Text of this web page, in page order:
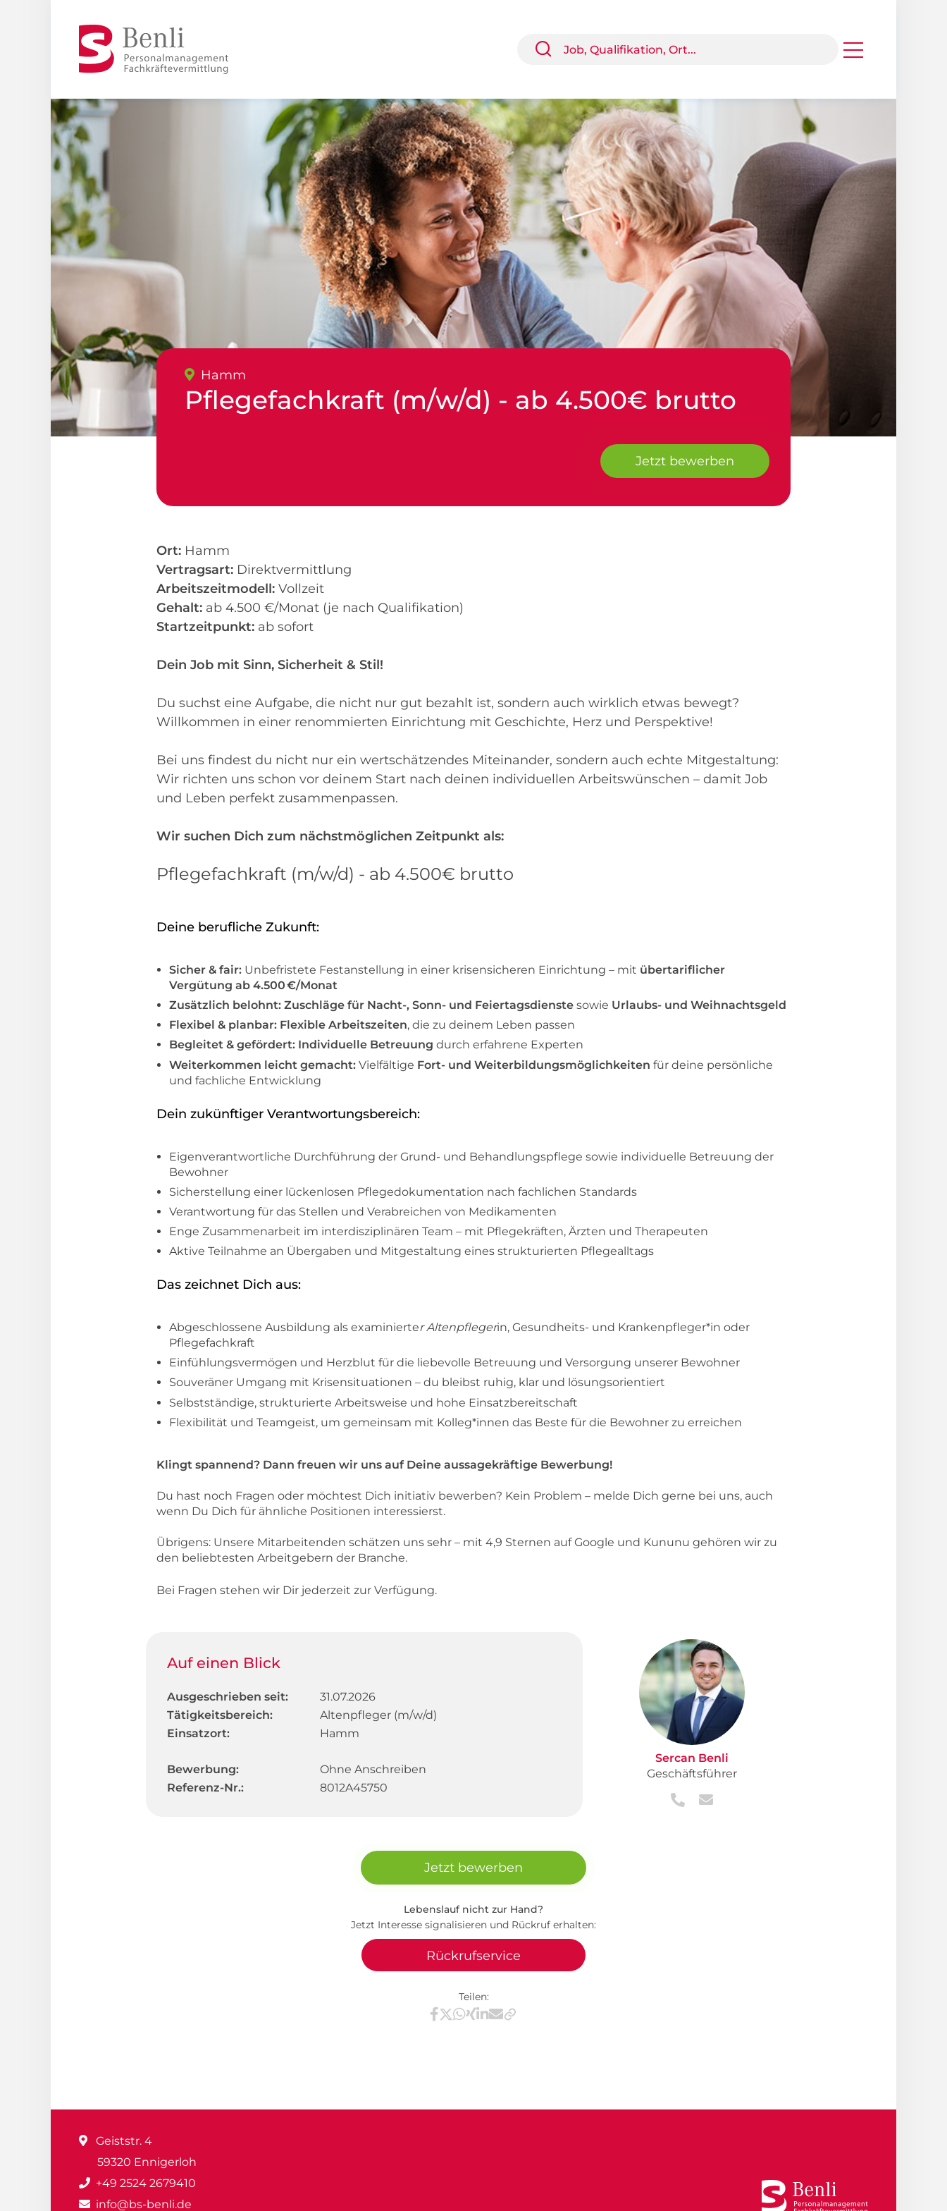
Hamm
Pflegefachkraft (m/w/d) - ab 4.500€ brutto
Jetzt bewerben
Ort: Hamm
Vertragsart: Direktvermittlung
Arbeitszeitmodell: Vollzeit
Gehalt: ab 4.500 €/Monat (je nach Qualifikation)
Startzeitpunkt: ab sofort
Dein Job mit Sinn, Sicherheit & Stil!
Du suchst eine Aufgabe, die nicht nur gut bezahlt ist, sondern auch wirklich etwas bewegt?
Willkommen in einer renommierten Einrichtung mit Geschichte, Herz und Perspektive!
Bei uns findest du nicht nur ein wertschätzendes Miteinander, sondern auch echte Mitgestaltung:
Wir richten uns schon vor deinem Start nach deinen individuellen Arbeitswünschen – damit Job
und Leben perfekt zusammenpassen.
Wir suchen Dich zum nächstmöglichen Zeitpunkt als:
Pflegefachkraft (m/w/d) - ab 4.500€ brutto
Deine berufliche Zukunft:
Sicher & fair: Unbefristete Festanstellung in einer krisensicheren Einrichtung – mit übertariflicher
Vergütung ab 4.500 €/Monat
Zusätzlich belohnt: Zuschläge für Nacht-, Sonn- und Feiertagsdienste sowie Urlaubs- und Weihnachtsgeld
Flexibel & planbar: Flexible Arbeitszeiten, die zu deinem Leben passen
Begleitet & gefördert: Individuelle Betreuung durch erfahrene Experten
Weiterkommen leicht gemacht: Vielfältige Fort- und Weiterbildungsmöglichkeiten für deine persönliche
und fachliche Entwicklung
Dein zukünftiger Verantwortungsbereich:
Eigenverantwortliche Durchführung der Grund- und Behandlungspflege sowie individuelle Betreuung der
Bewohner
Sicherstellung einer lückenlosen Pflegedokumentation nach fachlichen Standards
Verantwortung für das Stellen und Verabreichen von Medikamenten
Enge Zusammenarbeit im interdisziplinären Team – mit Pflegekräften, Ärzten und Therapeuten
Aktive Teilnahme an Übergaben und Mitgestaltung eines strukturierten Pflegealltags
Das zeichnet Dich aus:
Abgeschlossene Ausbildung als examinierter Altenpflegerin, Gesundheits- und Krankenpfleger*in oder
Pflegefachkraft
Einfühlungsvermögen und Herzblut für die liebevolle Betreuung und Versorgung unserer Bewohner
Souveräner Umgang mit Krisensituationen – du bleibst ruhig, klar und lösungsorientiert
Selbstständige, strukturierte Arbeitsweise und hohe Einsatzbereitschaft
Flexibilität und Teamgeist, um gemeinsam mit Kolleg*innen das Beste für die Bewohner zu erreichen
Klingt spannend? Dann freuen wir uns auf Deine aussagekräftige Bewerbung!
Du hast noch Fragen oder möchtest Dich initiativ bewerben? Kein Problem – melde Dich gerne bei uns, auch
wenn Du Dich für ähnliche Positionen interessierst.
Übrigens: Unsere Mitarbeitenden schätzen uns sehr – mit 4,9 Sternen auf Google und Kununu gehören wir zu
den beliebtesten Arbeitgebern der Branche.
Bei Fragen stehen wir Dir jederzeit zur Verfügung.
Auf einen Blick
Ausgeschrieben seit:
31.07.2026
Tätigkeitsbereich:
Altenpfleger (m/w/d)
Einsatzort:
Hamm
Bewerbung:
Ohne Anschreiben
Referenz-Nr.:
8012A45750
Sercan Benli
Geschäftsführer
Jetzt bewerben
Lebenslauf nicht zur Hand?
Jetzt Interesse signalisieren und Rückruf erhalten:
Rückrufservice
Teilen:
Teilen via Facebook
Teilen via X / Twitter
Teilen via WhatsApp
Teilen via Xing
Teilen via LinkedIn
Teilen via E-Mail
Geiststr. 4
59320 Ennigerloh
+49 2524 2679410
info@bs-benli.de